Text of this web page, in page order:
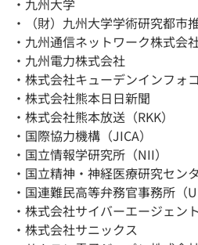
・九州大学
・（財）九州大学学術研究都市
・九州通信ネットワーク株式会
・九州電力株式会社
・株式会社キューデンインフォ
・株式会社熊本日日新聞
・株式会社熊本放送（RKK）
・国際協力機構（JICA）
・国立情報学研究所（NII）
・国立精神・神経医療研究セン
・国連難民高等弁務官事務所（
・株式会社サイバーエージェント
・株式会社サニックス